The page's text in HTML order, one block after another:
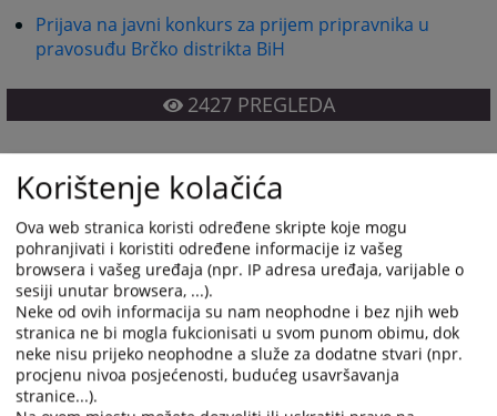
Prijava na javni konkurs za prijem pripravnika u
pravosuđu Brčko distrikta BiH
2427PREGLEDA
Prateći dokumenti
Prijava na javni konkurs za prijem pripravnika
Prijava na javni konkurs/interni oglas za radno mjesto
Korištenje kolačića
Ova web stranica koristi određene skripte koje mogu
pohranjivati i koristiti određene informacije iz vašeg
browsera i vašeg uređaja (npr. IP adresa uređaja, varijable o
sesiji unutar browsera, ...).
Neke od ovih informacija su nam neophodne i bez njih web
stranica ne bi mogla fukcionisati u svom punom obimu, dok
neke nisu prijeko neophodne a služe za dodatne stvari (npr.
procjenu nivoa posjećenosti, budućeg usavršavanja
stranice...).